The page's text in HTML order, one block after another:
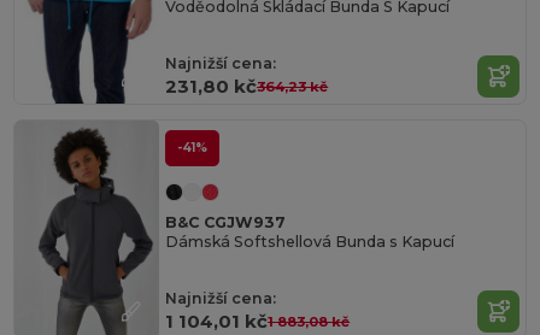
Voděodolná Skládací Bunda S Kapucí
Najnižší cena:
231,80 kč364,23 kč
-41%
B&C CGJW937
Dámská Softshellová Bunda s Kapucí
Najnižší cena:
1 104,01 kč1 883,08 kč